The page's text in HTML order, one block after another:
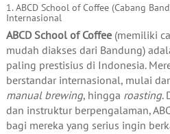
1. ABCD School of Coffee (Cabang
Internasional
ABCD School of Coffee(memiliki
mudah diakses dari Bandung)
paling prestisius di Indonesia.
berstandar internasional, mulai
manual brewing, hingga roasting.
dan instruktur berpengalaman,
bagi mereka yang serius ingin